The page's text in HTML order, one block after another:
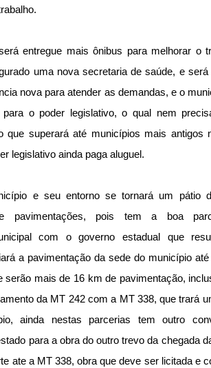
entregue mais ônibus para melhorar o
uma nova secretaria de saúde, e será
nova para atender as demandas, e o
o poder legislativo, o qual nem
que superará até municípios mais antigos
legislativo ainda paga aluguel.
e seu entorno se tornará um pátio
pavimentações, pois tem a boa
com o governo estadual que
a pavimentação da sede do município
serão mais de 16 km de pavimentação,
da MT 242 com a MT 338, que trará
ainda nestas parcerias tem outro
para a obra do outro trevo da chegada
ate a MT 338, obra que deve ser licitada e